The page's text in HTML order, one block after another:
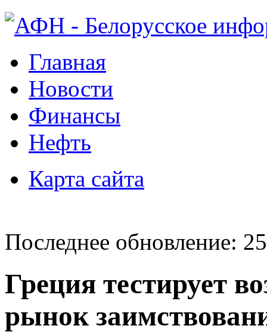
Главная
Новости
Финансы
Нефть
Карта сайта
Последнее обновление:
Греция тестирует
рынок